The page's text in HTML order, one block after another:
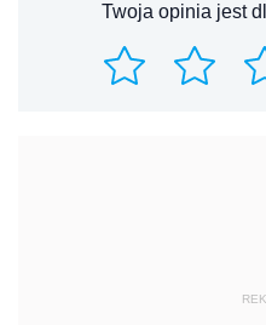
Twoja opinia jest